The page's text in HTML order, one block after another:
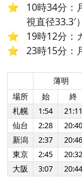
10時34分：
視直径33.3′）
19時12分：
23時15分：
薄明
場所
始 終
札幌
1:54 21:11
仙台
2:28 20:40
新潟
2:37 20:46
東京
2:45 20:32
大阪
3:07 20:44